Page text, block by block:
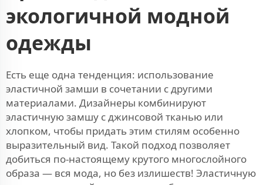
экологичной модной
одежды
Есть еще одна тенденция: использование
эластичной замши в сочетании с другими
материалами. Дизайнеры комбинируют
эластичную замшу с джинсовой тканью или
хлопком, чтобы придать этим стилям особенно
выразительный вид. Такой подход позволяет
добиться по-настоящему крутого многослойного
образа — вся мода, но без излишеств! Эластичную